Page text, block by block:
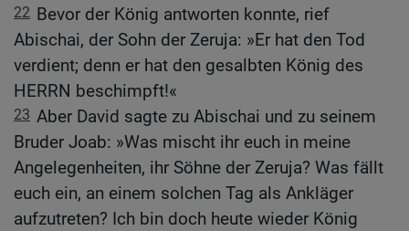
22 Bevor der König antworten konnte, rief
Abischai, der Sohn der Zeruja: »Er hat den Tod
verdient; denn er hat den gesalbten König des
HERRN beschimpft!«
23 Aber David sagte zu Abischai und zu seinem
Bruder Joab: »Was mischt ihr euch in meine
Angelegenheiten, ihr Söhne der Zeruja? Was fällt
euch ein, an einem solchen Tag als Ankläger
aufzutreten? Ich bin doch heute wieder König